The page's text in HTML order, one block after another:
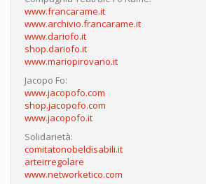
www.francarame.it
www.archivio.francarame.it
www.dariofo.it
shop.dariofo.it
www.mariopirovano.it
Jacopo Fo:
www.jacopofo.com
shop.jacopofo.com
www.jacopofo.it
Solidarietà:
comitatonobeldisabili.it
arteirregolare
www.networketico.com